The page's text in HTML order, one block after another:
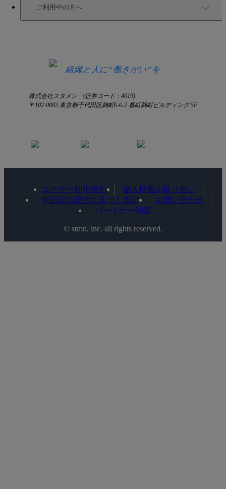
セミナー情報
サービス資料請求
ご利用中の方へ
組織と人に“働きがい”を
株式会社スタメン （証券コード：4019)
〒102-0083 東京都千代田区麹町6-6-2 番町麹町ビルディング 5F
ユーザー利用規約
個人情報の取り扱い
外部送信規律に基づく表記
お問い合わせ
パートナー制度
©️ stmn, inc. all rights reserved.